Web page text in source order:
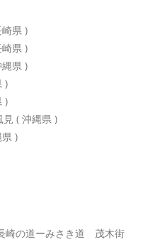
県 )
県 )
県 )
)
)
( 沖縄県 )
)
崎の道ーみさき道 茂木街